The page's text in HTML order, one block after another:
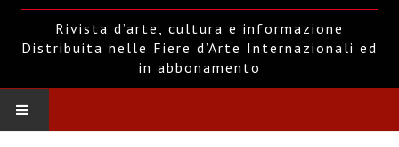
Rivista d’arte, cultura e informazione
Distribuita nelle Fiere d’Arte Internazionali ed
in abbonamento